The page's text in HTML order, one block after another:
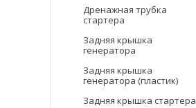
Дренажная трубка
стартера
Задняя крышка
генератора
Задняя крышка
генератора (пластик)
Задняя крышка стартера